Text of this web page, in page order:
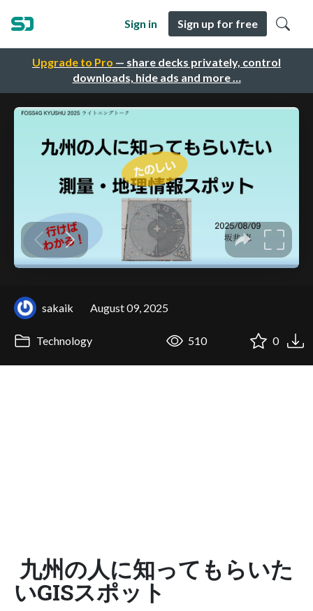
Upgrade to Pro — share decks privately, control
downloads, hide ads and more …
Sign in Sign up for free
sakaik August 09, 2025
Technology 510 0
九州の人に知ってもらいた
いGISスポット